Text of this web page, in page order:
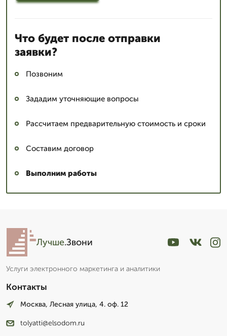
Что будет после отправки
заявки?
Позвоним
Зададим уточняющие вопросы
Рассчитаем предварительную стоимость и сроки
Составим договор
Выполним работы
Лучше.Звони
Услуги электронного маркетинга и аналитики
Контакты
Москва, Лесная улица, 4. оф. 12
tolyatti@elsodom.ru